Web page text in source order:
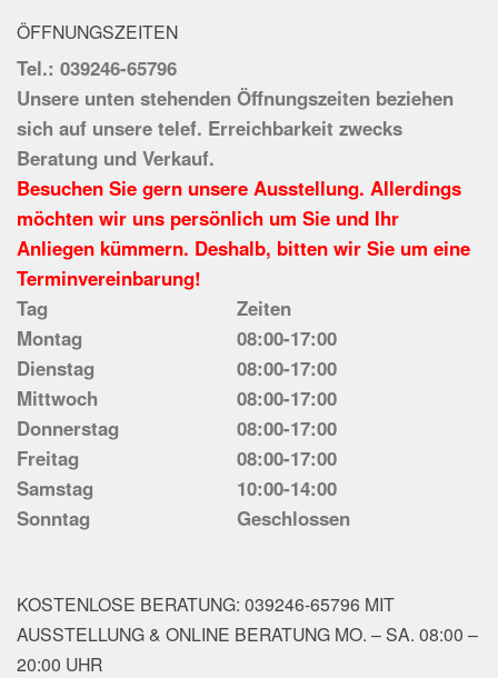
ÖFFNUNGSZEITEN
Tel.: 039246-65796
Unsere unten stehenden Öffnungszeiten beziehen
sich auf unsere telef. Erreichbarkeit zwecks
Beratung und Verkauf.
Besuchen Sie gern unsere Ausstellung. Allerdings
möchten wir uns persönlich um Sie und Ihr
Anliegen kümmern. Deshalb, bitten wir Sie um eine
Terminvereinbarung!
Tag
Zeiten
Montag
08:00-17:00
Dienstag
08:00-17:00
Mittwoch
08:00-17:00
Donnerstag
08:00-17:00
Freitag
08:00-17:00
Samstag
10:00-14:00
Sonntag
Geschlossen
KOSTENLOSE BERATUNG: 039246-65796 MIT
AUSSTELLUNG & ONLINE BERATUNG MO. – SA. 08:00 –
20:00 UHR